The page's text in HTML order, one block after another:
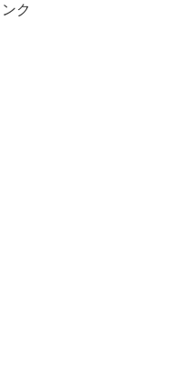
ク